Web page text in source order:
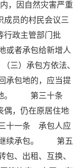
因自然灾害严重
成员的村民会议三
行政主管部门批
者承包给新增人
）承包方依法
包地的，应当提
土地。 第三十条
偶，仍在原居住地
十一条 承包人应
继续承包。 第五
、出租、互换、